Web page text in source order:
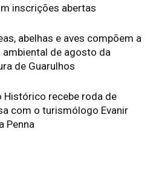
inscrições abertas
abelhas e aves compõem a
ambiental de agosto da
de Guarulhos
Histórico recebe roda de
com o turismólogo Evanir
Penna